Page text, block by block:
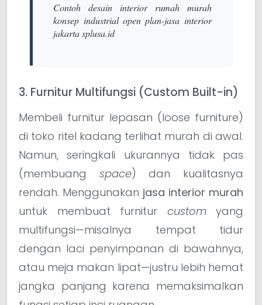
Contoh desain interior rumah murah
konsep industrial open plan-jasa interior
jakarta splusa.id
3. Furnitur Multifungsi (Custom Built-in)
Membeli furnitur lepasan (loose furniture)
di toko ritel kadang terlihat murah di awal.
Namun, seringkali ukurannya tidak pas
(membuang space) dan kualitasnya
rendah. Menggunakan jasa interior murah
untuk membuat furnitur customyang
multifungsi—misalnya tempat tidur
dengan laci penyimpanan di bawahnya,
atau meja makan lipat—justru lebih hemat
jangka panjang karena memaksimalkan